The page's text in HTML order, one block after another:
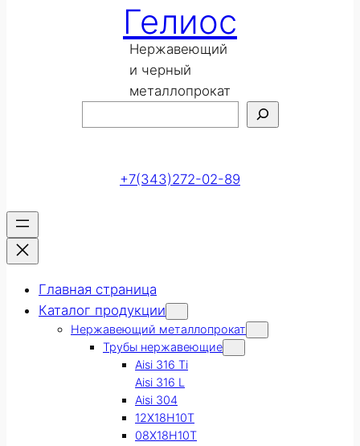
Гелиос
Нержавеющий
и черный
металлопрокат
+7(343)272-02-89
Главная страница
Каталог продукции
Нержавеющий металлопрокат
Трубы нержавеющие
Aisi 316 Ti
Aisi 316 L
Aisi 304
12Х18Н10Т
08Х18Н10Т